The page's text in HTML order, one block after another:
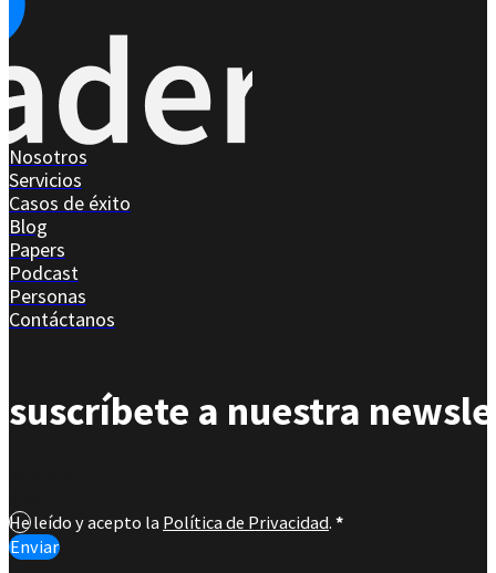
Nosotros
Servicios
Casos de éxito
Blog
Papers
Podcast
Personas
Contáctanos
suscríbete a nuestra
He leído y acepto la Política de Privacidad. *
Enviar